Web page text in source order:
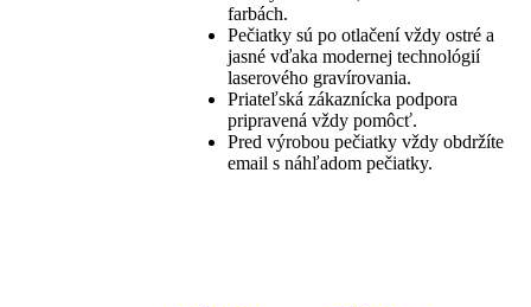
farbách.
Pečiatky sú po otlačení vždy ostré a
jasné vďaka modernej technológií
laserového gravírovania.
Priateľská zákaznícka podpora
pripravená vždy pomôcť.
Pred výrobou pečiatky vždy obdržíte
email s náhľadom pečiatky.